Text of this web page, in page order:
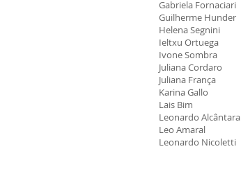
Gabriela Fornaciari
Guilherme Hunder
Helena Segnini
Ieltxu Ortuega
Ivone Sombra
Juliana Cordaro
Juliana França
Karina Gallo
Lais Bim
Leonardo Alcântara
Leo Amaral
Leonardo Nicoletti